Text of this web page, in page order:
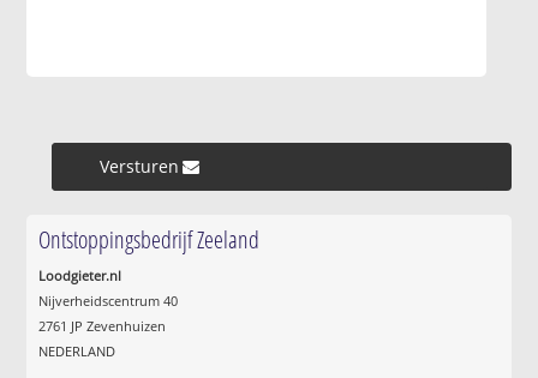
Versturen »
Ontstoppingsbedrijf Zeeland
Loodgieter.nl
Nijverheidscentrum 40
2761 JP Zevenhuizen
NEDERLAND